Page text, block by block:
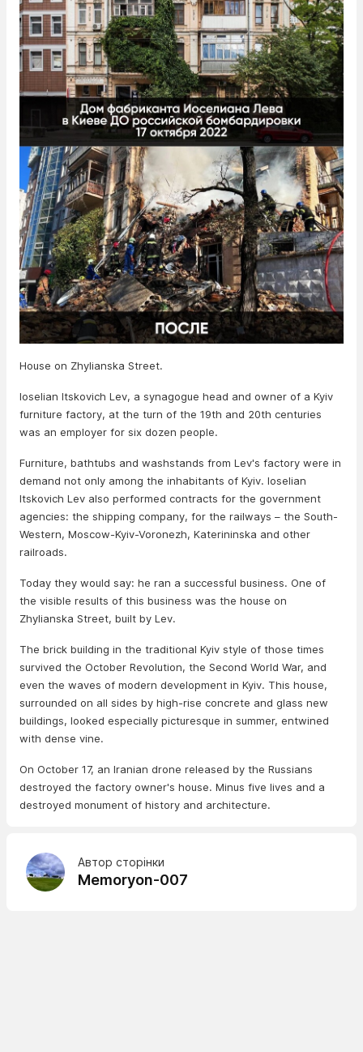
House on Zhylianska Street.
Ioselian Itskovich Lev, a synagogue head and owner of a Kyiv
furniture factory, at the turn of the 19th and 20th centuries
was an employer for six dozen people.
Furniture, bathtubs and washstands from Lev's factory were in
demand not only among the inhabitants of Kyiv. Ioselian
Itskovich Lev also performed contracts for the government
agencies: the shipping company, for the railways – the South-
Western, Moscow-Kyiv-Voronezh, Katerininska and other
railroads.
Today they would say: he ran a successful business. One of
the visible results of this business was the house on
Zhylianska Street, built by Lev.
The brick building in the traditional Kyiv style of those times
survived the October Revolution, the Second World War, and
even the waves of modern development in Kyiv. This house,
surrounded on all sides by high-rise concrete and glass new
buildings, looked especially picturesque in summer, entwined
with dense vine.
On October 17, an Iranian drone released by the Russians
destroyed the factory owner's house. Minus five lives and a
destroyed monument of history and architecture.
Автор сторінки
Memoryon-007